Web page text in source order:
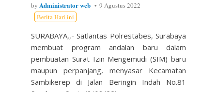
by Administrator web
9 Agustus 2022
Berita Hari ini
SURABAYA,,- Satlantas Polrestabes, Surabaya
membuat program andalan baru dalam
pembuatan Surat Izin Mengemudi (SIM) baru
maupun perpanjang, menyasar Kecamatan
Sambikerep di Jalan Beringin Indah No.81